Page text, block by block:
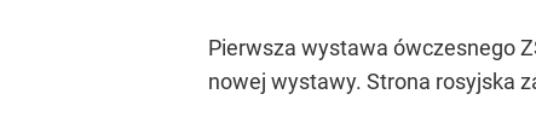
Pierwsza wystawa ówczesnego
nowej wystawy. Strona rosyjska